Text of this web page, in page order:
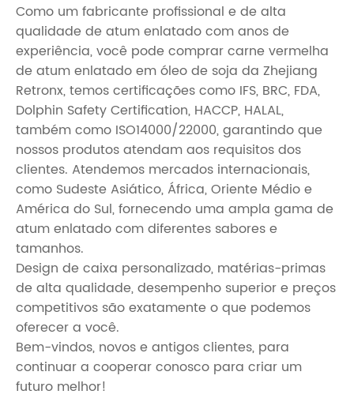
Como um fabricante profissional e de alta
qualidade de atum enlatado com anos de
experiência, você pode comprar carne vermelha
de atum enlatado em óleo de soja da Zhejiang
Retronx, temos certificações como IFS, BRC, FDA,
Dolphin Safety Certification, HACCP, HALAL,
também como ISO14000/22000, garantindo que
nossos produtos atendam aos requisitos dos
clientes. Atendemos mercados internacionais,
como Sudeste Asiático, África, Oriente Médio e
América do Sul, fornecendo uma ampla gama de
atum enlatado com diferentes sabores e
tamanhos.
Design de caixa personalizado, matérias-primas
de alta qualidade, desempenho superior e preços
competitivos são exatamente o que podemos
oferecer a você.
Bem-vindos, novos e antigos clientes, para
continuar a cooperar conosco para criar um
futuro melhor!